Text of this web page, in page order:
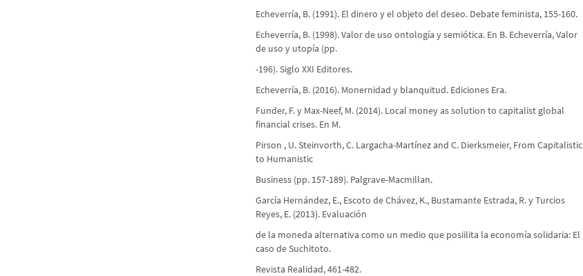
Echeverría, B. (1991). El dinero y el objeto del deseo. Debate feminista, 155-160.
Echeverría, B. (1998). Valor de uso ontología y semiótica. En B. Echeverría, Valor
de uso y utopía (pp.
-196). Siglo XXI Editores.
Echeverría, B. (2016). Monernidad y blanquitud. Ediciones Era.
Funder, F. y Max-Neef, M. (2014). Local money as solution to capitalist global
financial crises. En M.
Pirson , U. Steinvorth, C. Largacha-Martínez and C. Dierksmeier, From Capitalistic
to Humanistic
Business (pp. 157-189). Palgrave-Macmillan.
García Hernández, E., Escoto de Chávez, K., Bustamante Estrada, R. y Turcios
Reyes, E. (2013). Evaluación
de la moneda alternativa como un medio que posiilita la economía solidaria: El
caso de Suchitoto.
Revista Realidad, 461-482.